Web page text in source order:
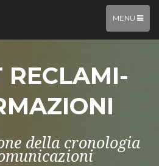
TOGGLE
NAVIGATION
MENU
RECLAMI-
della cronologia